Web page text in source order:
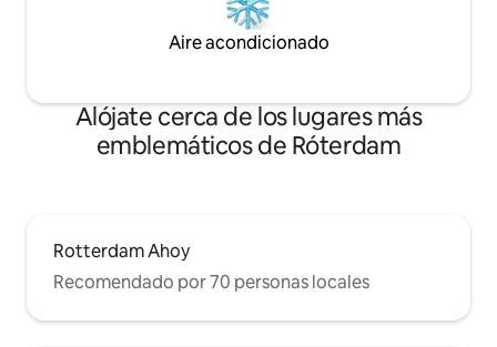
Aire acondicionado
Alójate cerca de los lugares más
emblemáticos de Róterdam
Rotterdam Ahoy
Recomendado por 70 personas locales